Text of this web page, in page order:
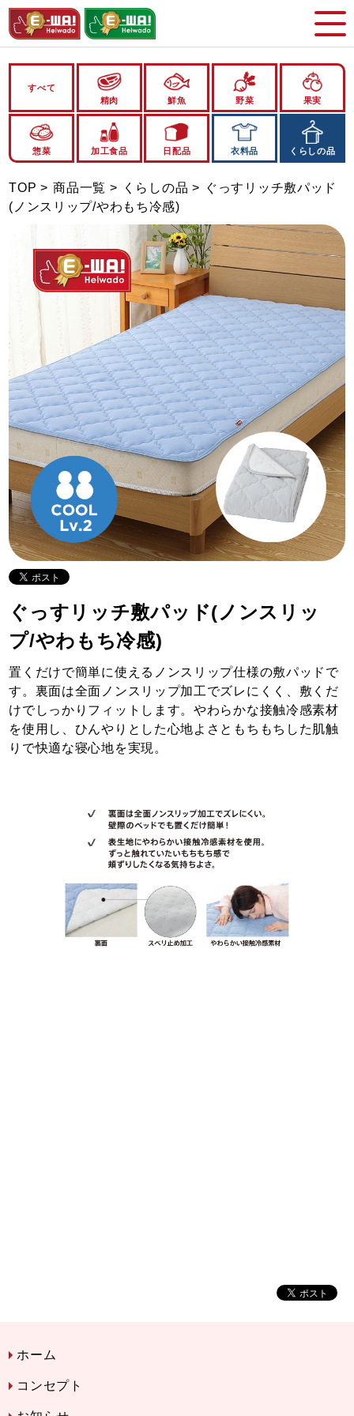
すべて
精肉
鮮魚 野菜 果実
惣菜 加工食品 日配品 衣料品 くらしの品
TOP 商品一覧 くらしの品
ぐっすリッチ敷パッド
(ノンスリップ/やわもち冷感)
ぐっすリッチ敷パッド(ノンスリッ
プ/やわもち冷感)
置くだけで簡単に使えるノンスリップ仕様の敷パッドで
す。裏面は全面ノンスリップ加工でズレにくく、敷くだ
けでしっかりフィットします。やわらかな接触冷感素材
を使用し、ひんやりとした心地よさともちもちした肌触
りで快適な寝心地を実現。
ホーム
コンセプト